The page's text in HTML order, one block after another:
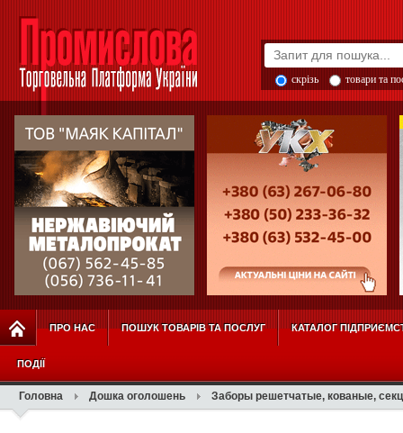
скрізь товари та
ПРО НАС ПОШУК ТОВАРІВ ТА ПОСЛУГ КАТАЛОГ
ПОДІЇ
Головна Дошка оголошень Заборы решетчатые, кованые,